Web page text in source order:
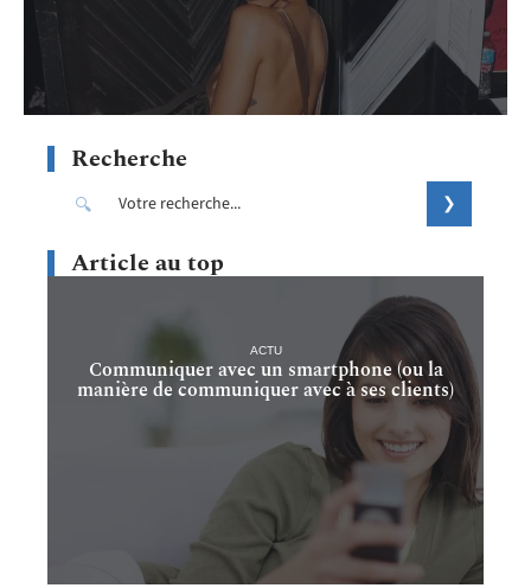
Recherche
Article au top
ACTU
Communiquer avec un smartphone (ou la
manière de communiquer avec à ses clients)